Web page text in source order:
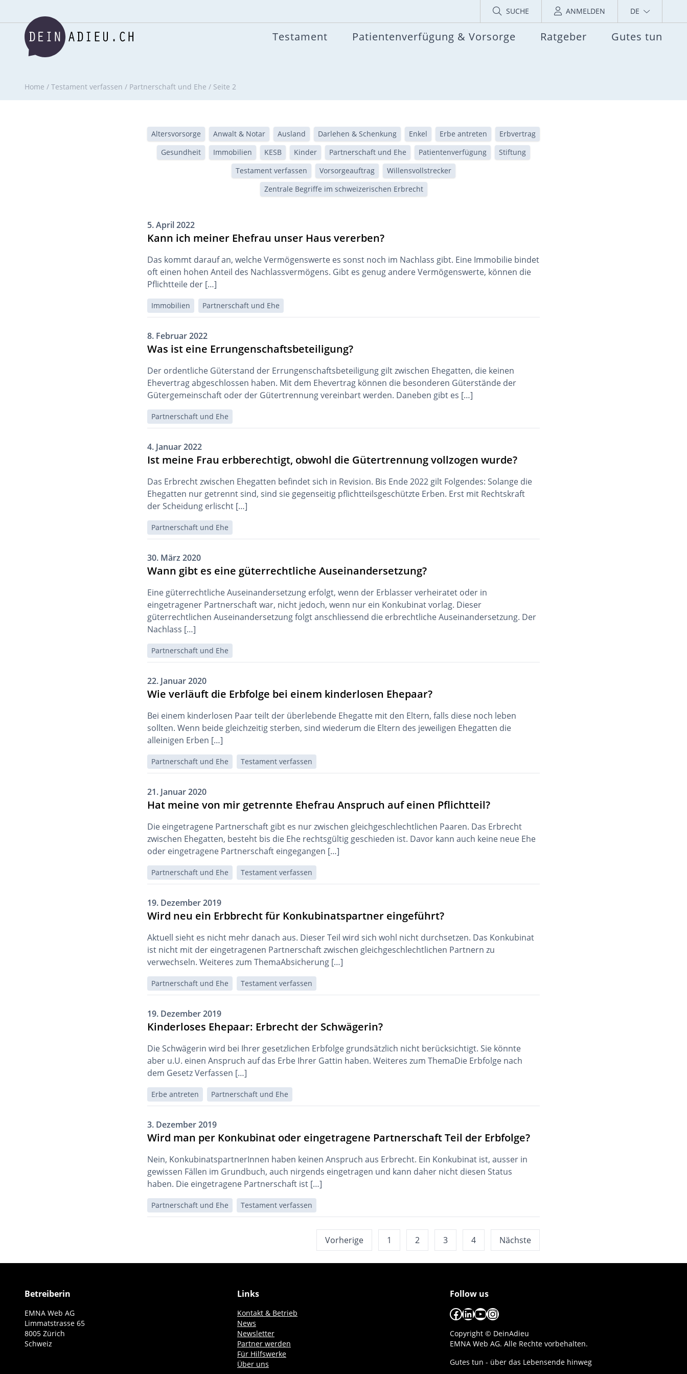
SUCHE ANMELDEN DE
Testament Patientenverfügung & Vorsorge Ratgeber Gutes tun
Home / Testament verfassen / Partnerschaft und Ehe / Seite 2
Altersvorsorge Anwalt & Notar Ausland Darlehen & Schenkung Enkel Erbe antreten
Erbvertrag
Gesundheit
Immobilien KESB Kinder Partnerschaft und Ehe Patientenverfügung
Stiftung
Testament verfassen
Vorsorgeauftrag
Willensvollstrecker
Zentrale Begriffe im schweizerischen Erbrecht
5. April 2022
Kann ich meiner Ehefrau unser Haus vererben?
Das kommt darauf an, welche Vermögenswerte es sonst noch im Nachlass gibt. Eine Immobilie bindet
oft einen hohen Anteil des Nachlassvermögens. Gibt es genug andere Vermögenswerte, können die
Pflichtteile der […]
Immobilien Partnerschaft und Ehe
8. Februar 2022
Was ist eine Errungenschaftsbeteiligung?
Der ordentliche Güterstand der Errungenschaftsbeteiligung gilt zwischen Ehegatten, die keinen
Ehevertrag abgeschlossen haben. Mit dem Ehevertrag können die besonderen Güterstände der
Gütergemeinschaft oder der Gütertrennung vereinbart werden. Daneben gibt es […]
Partnerschaft und Ehe
4. Januar 2022
Ist meine Frau erbberechtigt, obwohl die Gütertrennung vollzogen wurde?
Das Erbrecht zwischen Ehegatten befindet sich in Revision. Bis Ende 2022 gilt Folgendes: Solange die
Ehegatten nur getrennt sind, sind sie gegenseitig pflichtteilsgeschützte Erben. Erst mit Rechtskraft
der Scheidung erlischt […]
Partnerschaft und Ehe
30. März 2020
Wann gibt es eine güterrechtliche Auseinandersetzung?
Eine güterrechtliche Auseinandersetzung erfolgt, wenn der Erblasser verheiratet oder in
eingetragener Partnerschaft war, nicht jedoch, wenn nur ein Konkubinat vorlag. Dieser
güterrechtlichen Auseinandersetzung folgt anschliessend die erbrechtliche Auseinandersetzung. Der
Nachlass […]
Partnerschaft und Ehe
22. Januar 2020
Wie verläuft die Erbfolge bei einem kinderlosen Ehepaar?
Bei einem kinderlosen Paar teilt der überlebende Ehegatte mit den Eltern, falls diese noch leben
sollten. Wenn beide gleichzeitig sterben, sind wiederum die Eltern des jeweiligen Ehegatten die
alleinigen Erben […]
Partnerschaft und Ehe Testament verfassen
21. Januar 2020
Hat meine von mir getrennte Ehefrau Anspruch auf einen Pflichtteil?
Die eingetragene Partnerschaft gibt es nur zwischen gleichgeschlechtlichen Paaren. Das Erbrecht
zwischen Ehegatten, besteht bis die Ehe rechtsgültig geschieden ist. Davor kann auch keine neue Ehe
oder eingetragene Partnerschaft eingegangen […]
Partnerschaft und Ehe Testament verfassen
19. Dezember 2019
Wird neu ein Erbbrecht für Konkubinatspartner eingeführt?
Aktuell sieht es nicht mehr danach aus. Dieser Teil wird sich wohl nicht durchsetzen. Das Konkubinat
ist nicht mit der eingetragenen Partnerschaft zwischen gleichgeschlechtlichen Partnern zu
verwechseln. Weiteres zum ThemaAbsicherung […]
Partnerschaft und Ehe Testament verfassen
19. Dezember 2019
Kinderloses Ehepaar: Erbrecht der Schwägerin?
Die Schwägerin wird bei Ihrer gesetzlichen Erbfolge grundsätzlich nicht berücksichtigt. Sie könnte
aber u.U. einen Anspruch auf das Erbe Ihrer Gattin haben. Weiteres zum ThemaDie Erbfolge nach
dem Gesetz Verfassen […]
Erbe antreten Partnerschaft und Ehe
3. Dezember 2019
Wird man per Konkubinat oder eingetragene Partnerschaft Teil der Erbfolge?
Nein, KonkubinatspartnerInnen haben keinen Anspruch aus Erbrecht. Ein Konkubinat ist, ausser in
gewissen Fällen im Grundbuch, auch nirgends eingetragen und kann daher nicht diesen Status
haben. Die eingetragene Partnerschaft ist […]
Partnerschaft und Ehe Testament verfassen
Vorherige 1 2 3 4 Nächste
Betreiberin
EMNA Web AG
Limmatstrasse 65
8005 Zürich
Schweiz
Links
Kontakt & Betrieb
News
Newsletter
Partner werden
Für Hilfswerke
Über uns
Follow us
Facebook
LinkedIn
YouTube
Instagram
Copyright © DeinAdieu
EMNA Web AG. Alle Rechte vorbehalten.
Gutes tun - über das Lebensende hinweg